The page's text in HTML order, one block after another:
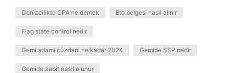
Denizcilikte CPA ne demek Eto belgesi nasıl alınır
Flag state control nedir
Gemi adamı cüzdanı ne kadar 2024 Gemide SSP nedir
Gemide zabit nasıl olunur